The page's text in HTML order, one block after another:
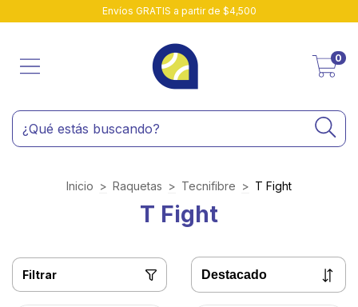
Envíos GRATIS a partir de $4,500
0
Inicio > Raquetas > Tecnifibre > T Fight
T Fight
Filtrar